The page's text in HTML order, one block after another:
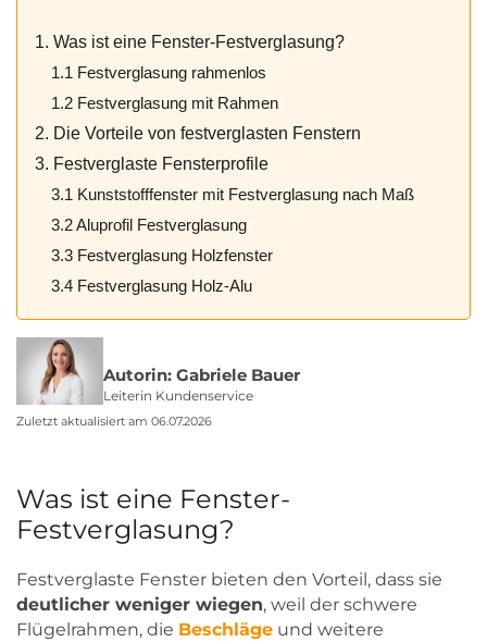
1. Was ist eine Fenster-Festverglasung?
1.1 Festverglasung rahmenlos
1.2 Festverglasung mit Rahmen
2. Die Vorteile von festverglasten Fenstern
3. Festverglaste Fensterprofile
3.1 Kunststofffenster mit Festverglasung nach Maß
3.2 Aluprofil Festverglasung
3.3 Festverglasung Holzfenster
3.4 Festverglasung Holz-Alu
Autorin: Gabriele Bauer
Leiterin Kundenservice
Zuletzt aktualisiert am 06.07.2026
Was ist eine Fenster-
Festverglasung?
Festverglaste Fenster bieten den Vorteil, dass sie
deutlicher weniger wiegen, weil der schwere
Flügelrahmen, die Beschläge und weitere